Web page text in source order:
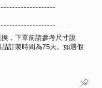
，下單前請參考尺寸說
訂製時間為75天。如遇假